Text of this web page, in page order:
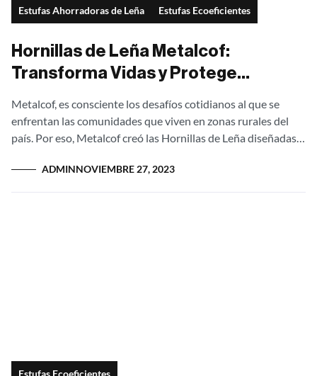
Estufas Ahorradoras de Leña Estufas Ecoeficientes
Hornillas de Leña Metalcof:
Transforma Vidas y Protege
Metalcof, es consciente los desafíos cotidianos al que se
enfrentan las comunidades que viven en zonas rurales del
país. Por eso, Metalcof creó las Hornillas de Leña diseñadas
ADMINNOVIEMBRE 27, 2023